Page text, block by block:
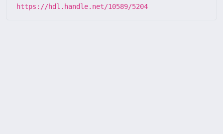
https://hdl.handle.net/10589/5204